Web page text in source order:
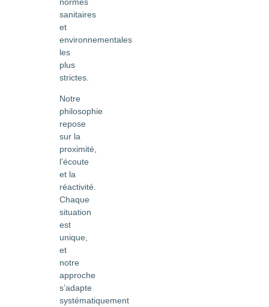
sanitaires
et
environnementales
les
plus
strictes.
Notre
philosophie
repose
sur la
proximité,
l’écoute
et la
réactivité.
Chaque
situation
est
unique,
et
notre
approche
s’adapte
systématiquement